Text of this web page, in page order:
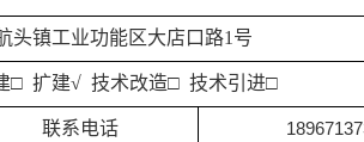
头镇工业功能区大店口路1号
□ 扩建√ 技术改造□ 技术引进□
联系电话